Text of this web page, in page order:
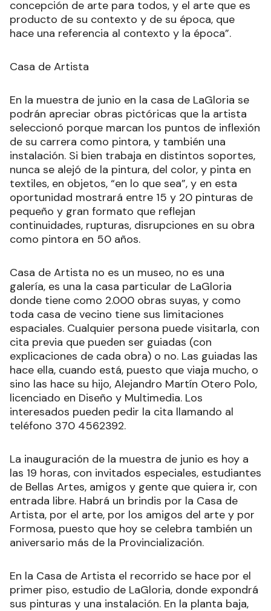
concepción de arte para todos, y el arte que es
producto de su contexto y de su época, que
hace una referencia al contexto y la época”.
Casa de Artista
En la muestra de junio en la casa de LaGloria se
podrán apreciar obras pictóricas que la artista
seleccionó porque marcan los puntos de inflexión
de su carrera como pintora, y también una
instalación. Si bien trabaja en distintos soportes,
nunca se alejó de la pintura, del color, y pinta en
textiles, en objetos, “en lo que sea”, y en esta
oportunidad mostrará entre 15 y 20 pinturas de
pequeño y gran formato que reflejan
continuidades, rupturas, disrupciones en su obra
como pintora en 50 años.
Casa de Artista no es un museo, no es una
galería, es una la casa particular de LaGloria
donde tiene como 2.000 obras suyas, y como
toda casa de vecino tiene sus limitaciones
espaciales. Cualquier persona puede visitarla, con
cita previa que pueden ser guiadas (con
explicaciones de cada obra) o no. Las guiadas las
hace ella, cuando está, puesto que viaja mucho, o
sino las hace su hijo, Alejandro Martín Otero Polo,
licenciado en Diseño y Multimedia. Los
interesados pueden pedir la cita llamando al
teléfono 370 4562392.
La inauguración de la muestra de junio es hoy a
las 19 horas, con invitados especiales, estudiantes
de Bellas Artes, amigos y gente que quiera ir, con
entrada libre. Habrá un brindis por la Casa de
Artista, por el arte, por los amigos del arte y por
Formosa, puesto que hoy se celebra también un
aniversario más de la Provincialización.
En la Casa de Artista el recorrido se hace por el
primer piso, estudio de LaGloria, donde expondrá
sus pinturas y una instalación. En la planta baja,